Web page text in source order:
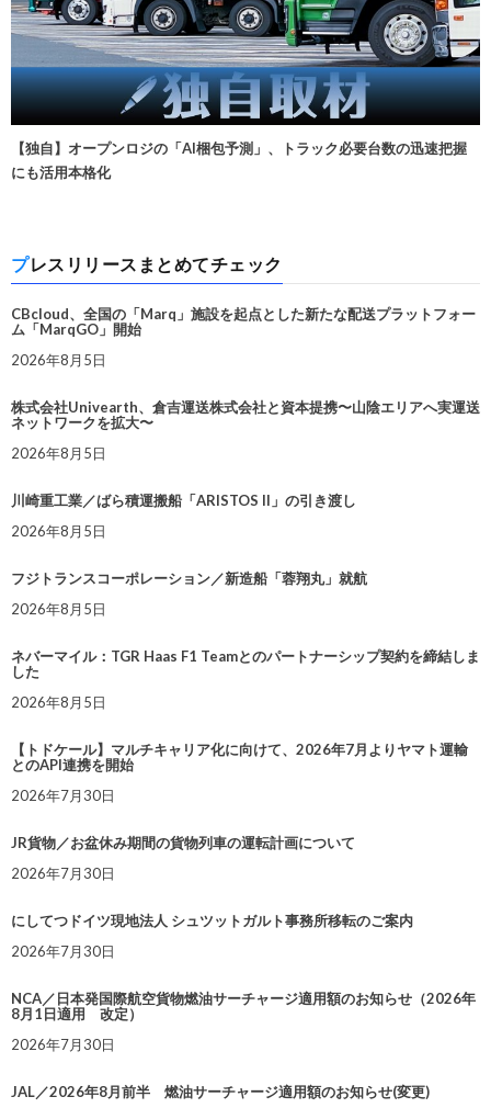
【独自】オープンロジの「AI梱包予測」、トラック必要台数の迅速把握
にも活用本格化
プレスリリースまとめてチェック
CBcloud、全国の「Marq」施設を起点とした新たな配送プラットフォー
ム「MarqGO」開始
2026年8月5日
株式会社Univearth、倉吉運送株式会社と資本提携〜山陰エリアへ実運送
ネットワークを拡大〜
2026年8月5日
川崎重工業／ばら積運搬船「ARISTOS II」の引き渡し
2026年8月5日
フジトランスコーポレーション／新造船「蓉翔丸」就航
2026年8月5日
ネバーマイル：TGR Haas F1 Teamとのパートナーシップ契約を締結しま
した
2026年8月5日
【トドケール】マルチキャリア化に向けて、2026年7月よりヤマト運輸
とのAPI連携を開始
2026年7月30日
JR貨物／お盆休み期間の貨物列車の運転計画について
2026年7月30日
にしてつドイツ現地法人 シュツットガルト事務所移転のご案内
2026年7月30日
NCA／日本発国際航空貨物燃油サーチャージ適用額のお知らせ（2026年
8月1日適用 改定）
2026年7月30日
JAL／2026年8月前半 燃油サーチャージ適用額のお知らせ(変更)